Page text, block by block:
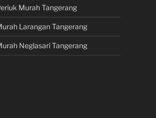
Murah Tangerang
Larangan Tangerang
Neglasari Tangerang